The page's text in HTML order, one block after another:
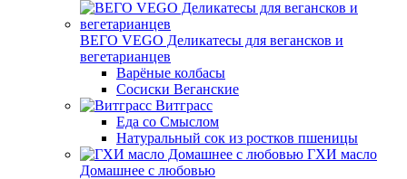
ВЕГО VEGO Деликатесы для вегансков и
вегетарианцев
Варёные колбасы
Сосиски Веганские
Витграсс
Еда со Смыслом
Натуральный сок из ростков пшеницы
ГХИ масло
Домашнее с любовью